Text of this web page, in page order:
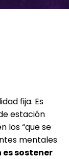
fija. Es
estación
los “que se
mentales
es sostener